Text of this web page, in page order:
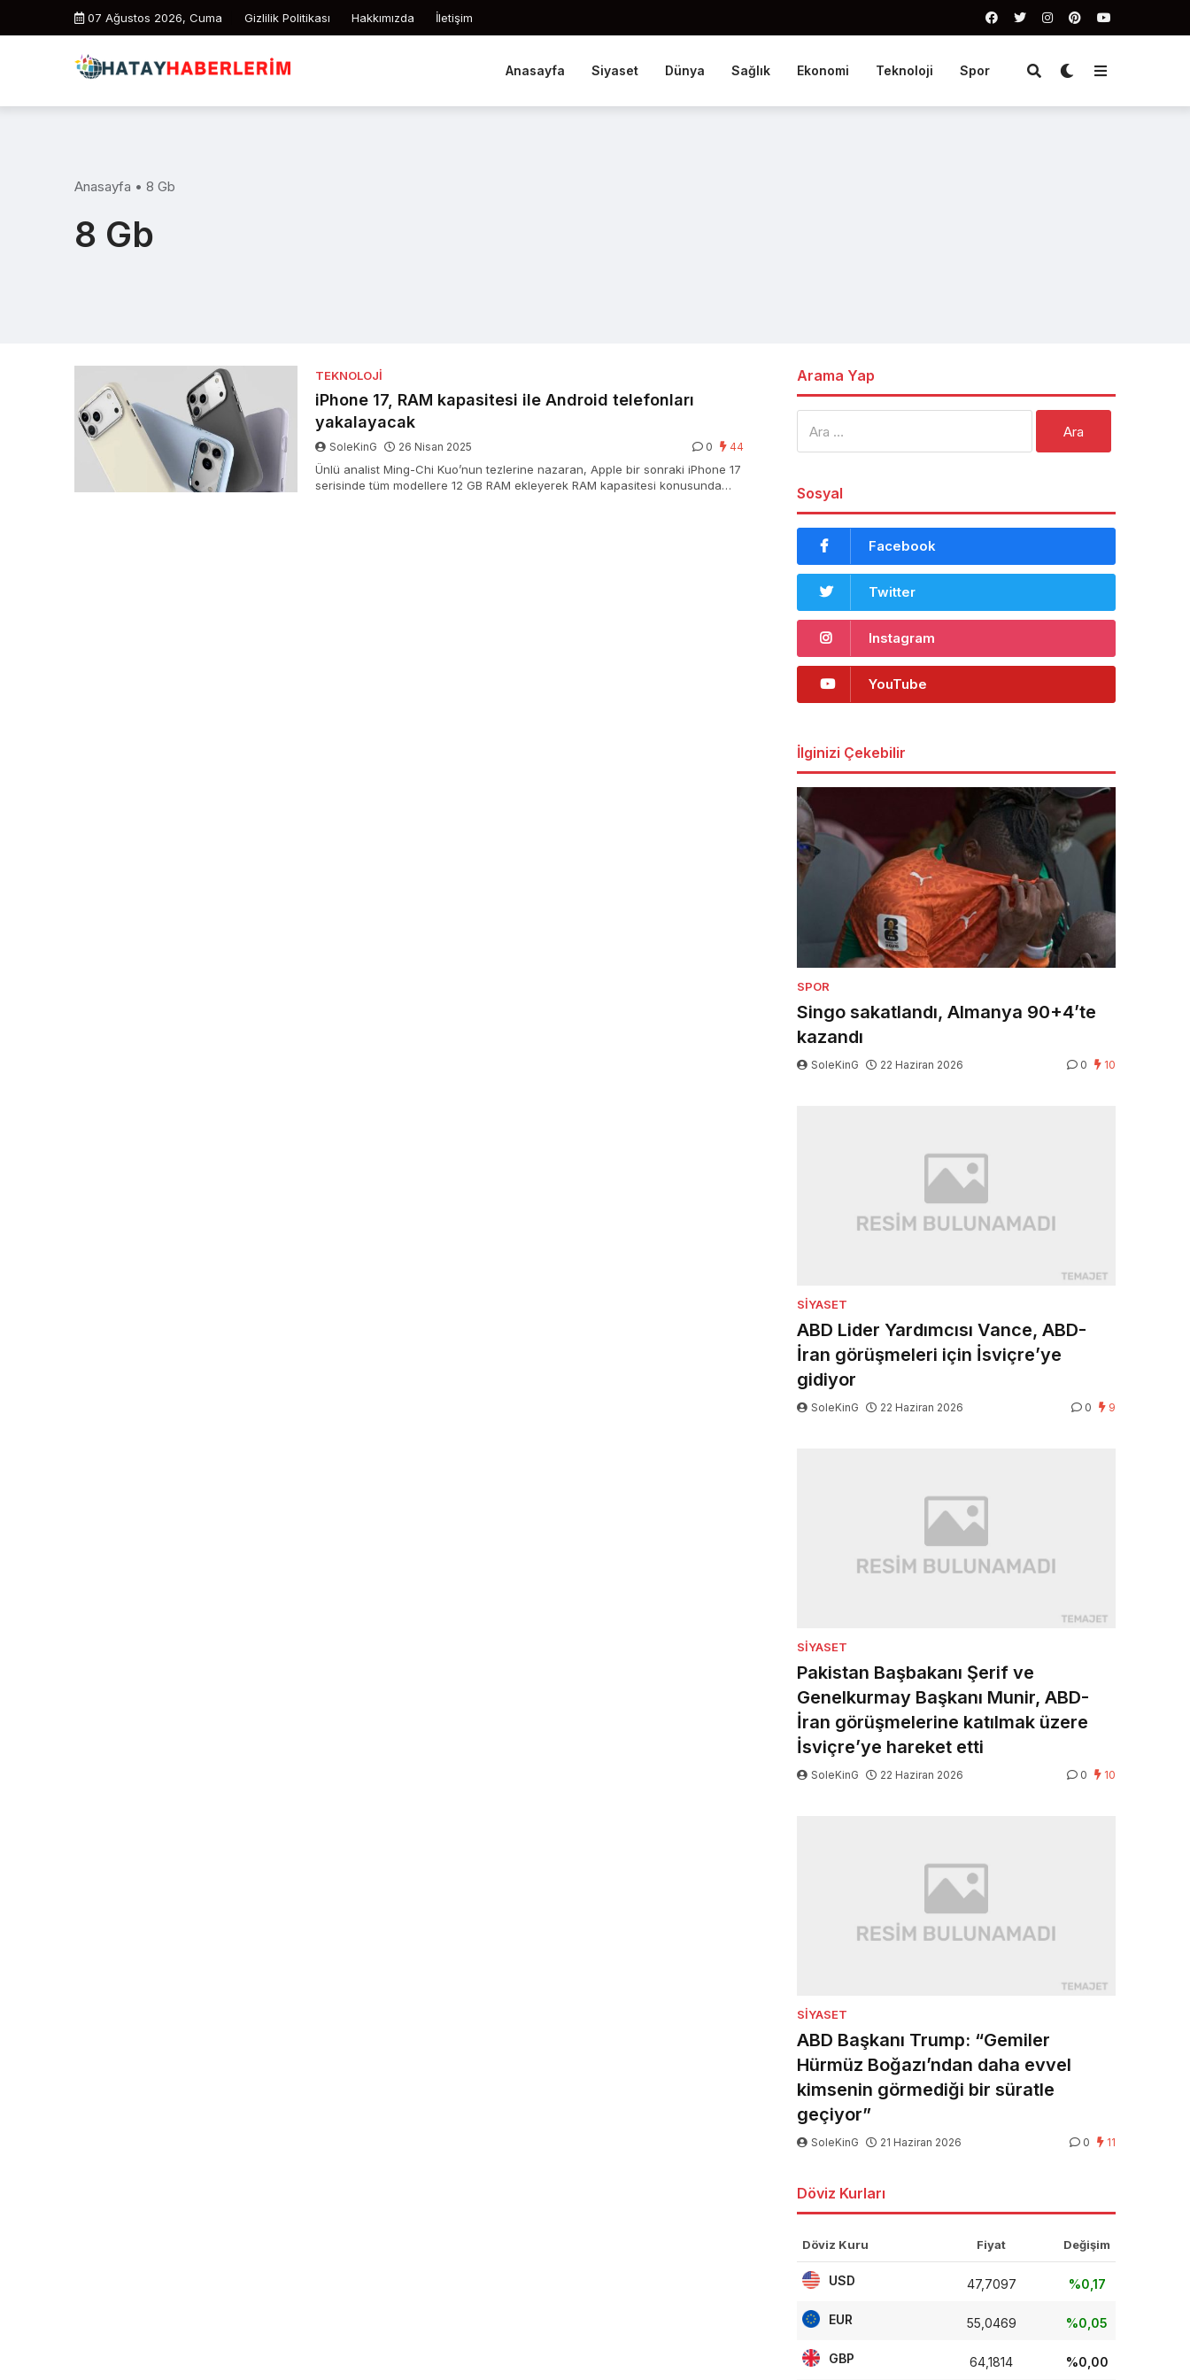
07 Ağustos 2026, Cuma Gizlilik Politikası Hakkımızda İletişim
Anasayfa Siyaset Dünya Sağlık Ekonomi Teknoloji Spor
Anasayfa • 8 Gb
8 Gb
TEKNOLOJI
iPhone 17, RAM kapasitesi ile Android telefonları
yakalayacak
SoleKinG 26 Nisan 2025 0 44
Ünlü analist Ming-Chi Kuo’nun tezlerine nazaran, Apple bir sonraki iPhone 17
serisinde tüm modellere 12 GB RAM ekleyerek RAM kapasitesi konusunda
Arama Yap
Sosyal
Facebook
Twitter
Instagram
YouTube
İlginizi Çekebilir
SPOR
Singo sakatlandı, Almanya 90+4’te
kazandı
SoleKinG 22 Haziran 2026 0 10
SIYASET
ABD Lider Yardımcısı Vance, ABD-
İran görüşmeleri için İsviçre’ye
gidiyor
SoleKinG 22 Haziran 2026 0 9
SIYASET
Pakistan Başbakanı Şerif ve
Genelkurmay Başkanı Munir, ABD-
İran görüşmelerine katılmak üzere
İsviçre’ye hareket etti
SoleKinG 22 Haziran 2026 0 10
SIYASET
ABD Başkanı Trump: “Gemiler
Hürmüz Boğazı’ndan daha evvel
kimsenin görmediği bir süratle
geçiyor”
SoleKinG 21 Haziran 2026 0 11
Döviz Kurları
Döviz Kuru Fiyat Değişim
USD 47,7097 %0,17
EUR 55,0469 %0,05
GBP 64,1814 %0,00